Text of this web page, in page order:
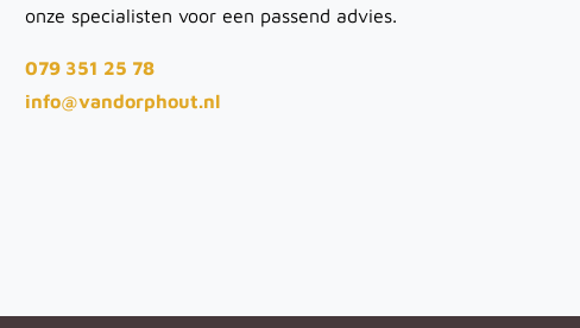
onze specialisten voor een passend advies.
079 351 25 78
info@vandorphout.nl